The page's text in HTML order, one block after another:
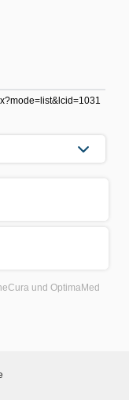
und OptimaMed